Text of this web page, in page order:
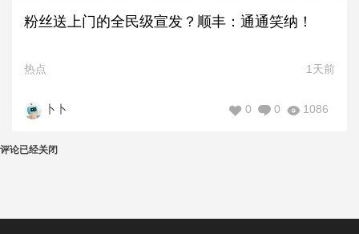
粉丝送上门的全民级宣发？顺丰：通通笑纳！
热点 1天前
卜卜 1086
0
0
评论已经关闭